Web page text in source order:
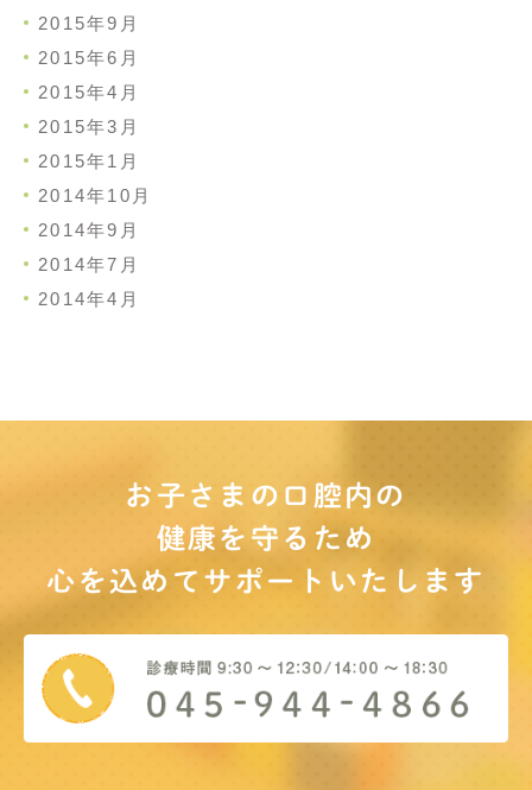
2015年9月
2015年6月
2015年4月
2015年3月
2015年1月
2014年10月
2014年9月
2014年7月
2014年4月
お子さまの口腔内の
健康を守るため
心を込めてサポート いたします